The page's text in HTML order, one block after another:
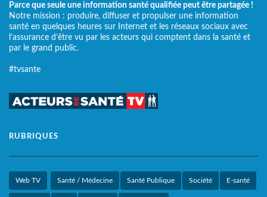
Parce que seule une information santé qualifiée peut être partagée !
Notre mission : produire, diffuser et propulser une information
santé en quelques heures sur Internet et les réseaux sociaux avec
l’assurance d’être vu par les acteurs qui comptent dans la santé et
par le grand public.
#tvsante
RUBRIQUES
Web TV Santé / Médecine Santé Publique Société E-santé